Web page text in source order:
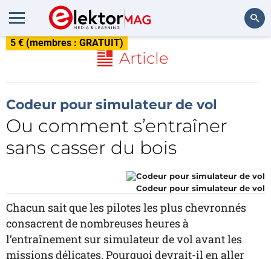
5 € (membres : GRATUIT)
Article
Codeur pour simulateur de vol
Ou comment s’entraîner
sans casser du bois
Codeur pour simulateur de vol
Chacun sait que les pilotes les plus chevronnés
consacrent de nombreuses heures à
l’entraînement sur simulateur de vol avant les
missions délicates. Pourquoi devrait-il en aller